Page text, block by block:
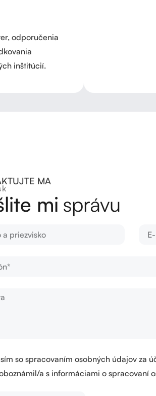
odporučenia
inštitúcií.
MA
mi správu
so spracovaním osobných údajov za
a s informáciami o spracovaní